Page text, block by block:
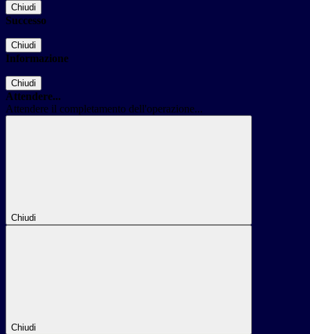
Chiudi
Successo
Chiudi
Informazione
Chiudi
Attendere...
Attendere il completamento dell'operazione...
Chiudi
Chiudi